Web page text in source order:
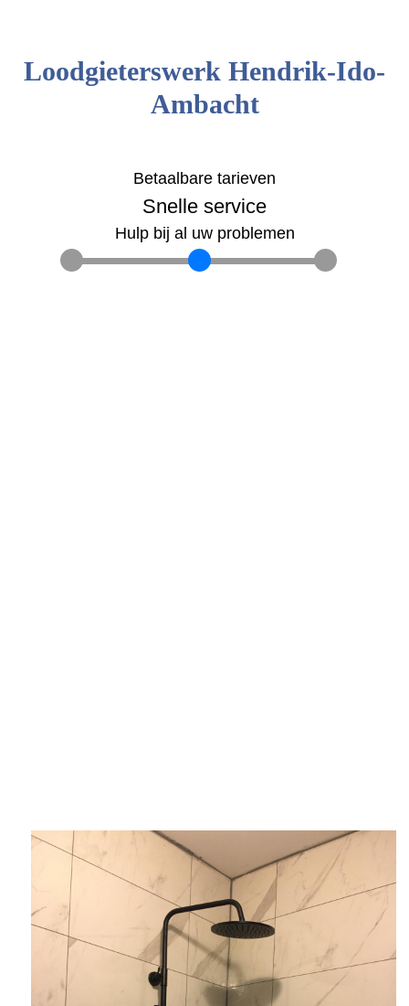
Loodgieterswerk Hendrik-Ido-
Ambacht
Betaalbare tarieven
Snelle service
Hulp bij al uw problemen